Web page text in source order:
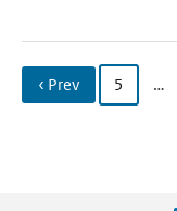
‹ Prev 5 …